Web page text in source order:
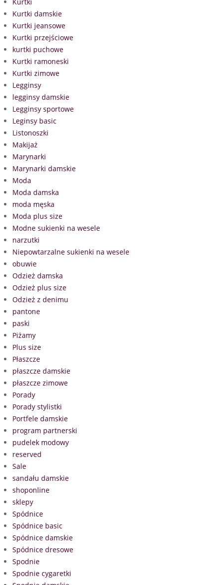
Kurtki damskie
Kurtki jeansowe
Kurtki przejściowe
kurtki puchowe
Kurtki ramoneski
Kurtki zimowe
Legginsy
legginsy damskie
Legginsy sportowe
Leginsy basic
Listonoszki
Makijaż
Marynarki
Marynarki damskie
Moda
Moda damska
moda męska
Moda plus size
Modne sukienki na wesele
narzutki
Niepowtarzalne sukienki na wesele
obuwie
Odzież damska
Odzież plus size
Odzież z denimu
pantone
paski
Piżamy
Plus size
Płaszcze
płaszcze damskie
płaszcze zimowe
Porady
Porady stylistki
Portfele damskie
program partnerski
pudelek modowy
reserved
Sale
sandału damskie
shoponline
sklepy
Spódnice
Spódnice basic
Spódnice damskie
Spódnice dresowe
Spodnie
Spodnie cygaretki